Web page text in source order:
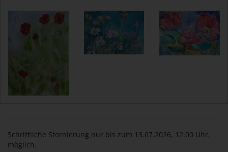
Schriftliche Stornierung nur bis zum 13.07.2026, 12.00 Uhr,
möglich.